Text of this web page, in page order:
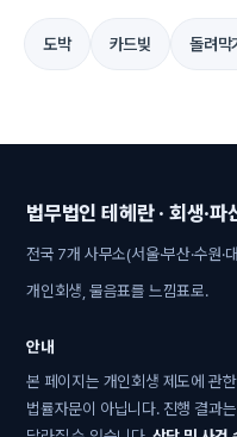
도박 카드빚 돌려막
법무법인 테헤란 · 회생·파
전국 7개 사무소(서울·부산·수원·
개인회생, 물음표를 느낌표로.
안내
본 페이지는 개인회생 제도에 관
법률자문이 아닙니다. 진행 결과